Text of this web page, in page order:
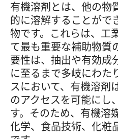
有機溶剤とは、他の物
的に溶解することがで
物です。これらは、工
て最も重要な補助物質
要性は、抽出や有効成
に至るまで多岐にわた
スにおいて、有機溶剤
のアクセスを可能にし
す。そのため、有機溶
化学、食品技術、化粧